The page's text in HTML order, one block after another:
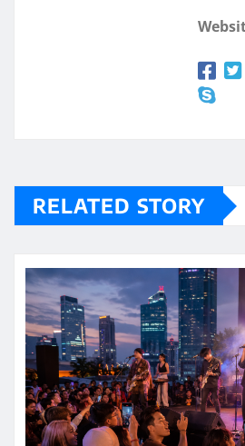
RELATED STORY